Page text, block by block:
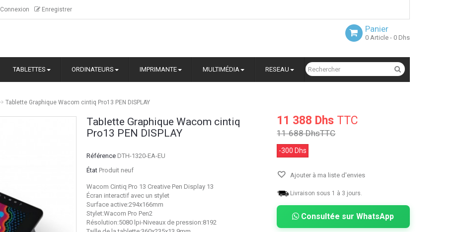
Connexion Enregistrer
Panier
0 Article - 0 Dhs
TABLETTES ORDINATEURS IMPRIMANTE MULTIMÉDIA RESEAU
Tablette Graphique Wacom cintiq Pro13 PEN DISPLAY
Tablette Graphique Wacom cintiq
Pro13 PEN DISPLAY
Référence DTH-1320-EA-EU
État Produit neuf
Wacom Cintiq Pro 13 Creative Pen Display 13
Écran interactif avec un stylet
Surface active:294x166mm
Stylet:Wacom Pro Pen2
Résolution:5080 lpi-Niveaux de pression:8192
11 388 Dhs TTC
11 688 DhsTTC
-300 Dhs
Ajouter à ma liste d'envies
Livraison sous 1 à 3 jours.
Consultée sur WhatsApp